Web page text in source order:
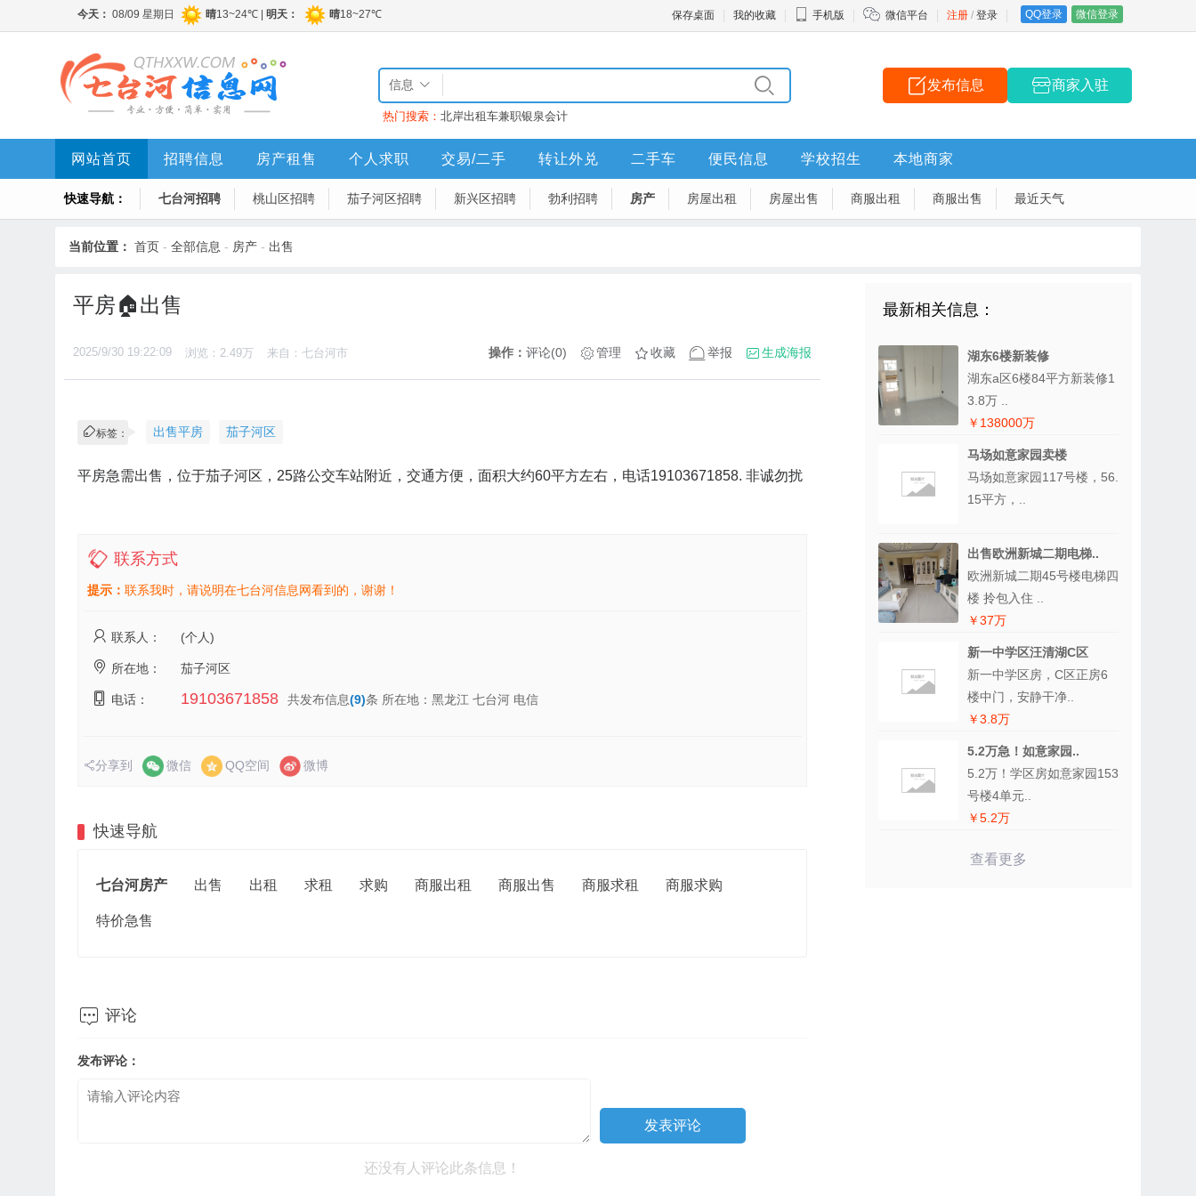
注册 / 登录 QQ登录 微信登录
保存桌面 我的收藏 手机版 微信平台
信息
热门搜索： 北岸出租车兼职银泉会计
发布信息 商家入驻
网站首页 招聘信息 房产租售 个人求职 交易/二手 转让外兑 二手车 便民信息 学校招生 本地商家
快速导航： 七台河招聘 桃山区招聘 茄子河区招聘 新兴区招聘 勃利招聘 房产 房屋出租 房屋出售 商服出租 商服出售 最近天气
当前位置： 首页 - 全部信息 - 房产 - 出售
平房🏠出售
2025/9/30 19:22:09 浏览：2.49万 来自：七台河市 操作： 评论(0) 管理 收藏 举报 生成海报
标签： 出售平房 茄子河区
平房急需出售，位于茄子河区，25路公交车站附近，交通方便，面积大约60平方左右，电话19103671858. 非诚勿扰
联系方式
提示： 联系我时，请说明在七台河信息网看到的，谢谢！
联系人： (个人)
所在地： 茄子河区
电话： 19103671858 共发布信息(9)条 所在地：黑龙江 七台河 电信
分享到 微信 QQ空间 微博
快速导航
七台河房产 出售 出租 求租 求购 商服出租 商服出售 商服求租 商服求购
特价急售
 评论
发布评论：
还没有人评论此条信息！
最新相关信息：
湖东6楼新装修
湖东a区6楼84平方新装修1
3.8万 ..
￥138000万
马场如意家园卖楼
马场如意家园117号楼，56.
15平方，..
出售欧洲新城二期电梯..
欧洲新城二期45号楼电梯四
楼 拎包入住 ..
￥37万
新一中学区汪清湖C区
新一中学区房，C区正房6
楼中门，安静干净..
￥3.8万
5.2万急！如意家园..
5.2万！学区房如意家园153
号楼4单元..
￥5.2万
查看更多